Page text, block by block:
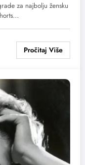
za najbolju žensku